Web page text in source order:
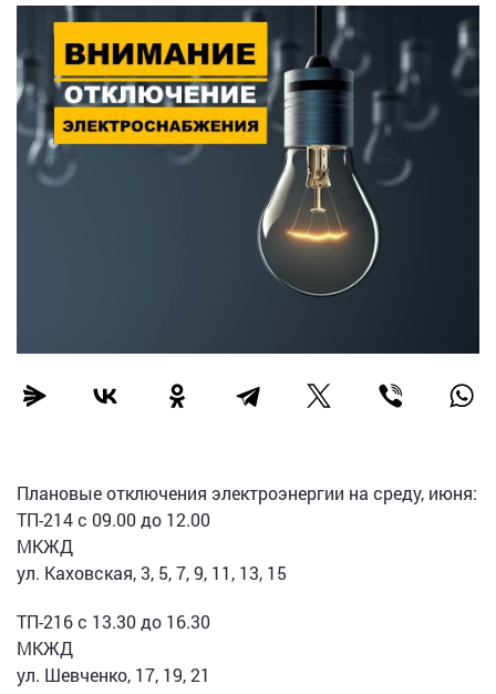
Плановые отключения электроэнергии на среду, июня:
ТП-214 с 09.00 до 12.00
МКЖД
ул. Каховская, 3, 5, 7, 9, 11, 13, 15
ТП-216 с 13.30 до 16.30
МКЖД
ул. Шевченко, 17, 19, 21